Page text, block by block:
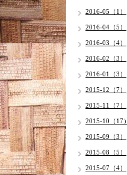
2016-05（1）
2016-04（5）
2016-03（4）
2016-02（3）
2016-01（3）
2015-12（7）
2015-11（7）
2015-10（17）
2015-09（3）
2015-08（5）
2015-07（4）